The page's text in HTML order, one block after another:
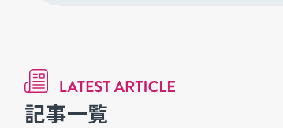
記事一覧